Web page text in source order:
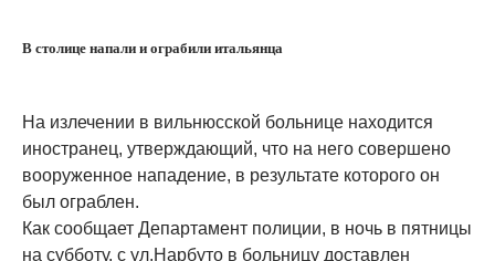
В столице напали и ограбили итальянца
На излечении в вильнюсской больнице находится
иностранец, утверждающий, что на него совершено
вооруженное нападение, в результате которого он
был ограблен.
Как сообщает Департамент полиции, в ночь в пятницы
на субботу, с ул.Нарбуто в больницу доставлен